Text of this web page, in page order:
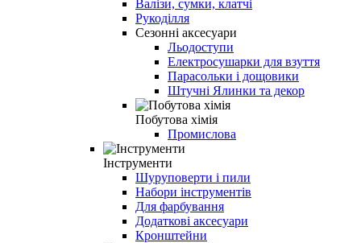
Валізи, сумки, клатчі
Рукоділля
Сезонні аксесуари
Льодоступи
Електросушарки для взуття
Парасольки і дощовики
Штучні Ялинки та декор
Побутова хімія
Промислова
Інструменти
Шуруповерти і пили
Набори інструментів
Для фарбування
Додаткові аксесуари
Кронштейни